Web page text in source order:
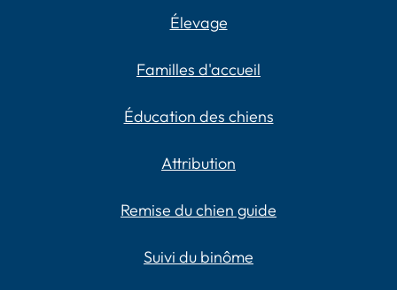
Élevage
Familles d'accueil
Éducation des chiens
Attribution
Remise du chien guide
Suivi du binôme